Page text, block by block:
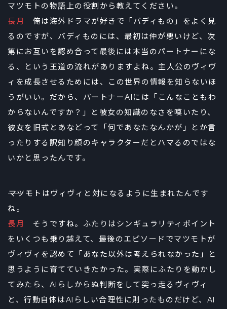
マツモトの物語上の役割から教えてください。
長月
俺は海外ドラマが好きで「バディもの」をよく見
るのですが、バディものには、最初は仲が悪いけど、次
第にお互いを認め合って最後には本当のパートナーにな
る、という王道の流れがありますよね。主人公のヴィヴ
ィを成長させるためには、この世界の情報を知らないほ
うがいい。だから、パートナーAIには「こんなこともわ
からないんですか？」と彼女の知識のなさを嘆いたり、
彼女を旧式とあなどって「何であなたなんかが」とか言
ったりする訳知り顔のキャラクターだとハマるのではな
いかと思ったんです。
――マツモトはヴィヴィと対になるように生まれたんです
ね。
長月
そうですね。ふたりはシンギュラリティポイント
をいくつも乗り越えて、最後のエピソードでマツモトが
ヴィヴィを認めて「あなた以外は考えられなかった」と
思うように育てていきたかった。実際にふたりを動かし
てみたら、AIらしからぬ判断をして突っ走るヴィヴィ
と、行動自体はAIらしい合理性に則ったものだけど、AI